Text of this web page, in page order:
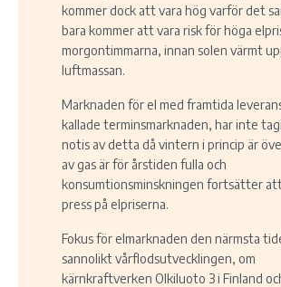
kommer dock att vara hög varför det
bara kommer att vara risk för höga
morgontimmarna, innan solen värmt
luftmassan.
Marknaden för el med framtida
kallade terminsmarknaden, har inte
notis av detta då vintern i princip är
av gas är för årstiden fulla och
konsumtionsminskningen fortsätter
press på elpriserna.
Fokus för elmarknaden den närmsta
sannolikt vårflodsutvecklingen, om
kärnkraftverken Olkiluoto 3 i Finland